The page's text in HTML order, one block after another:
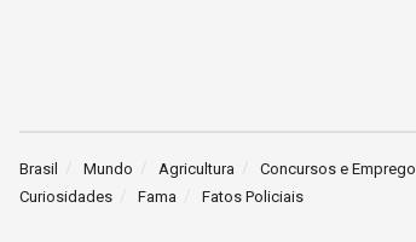
Brasil Mundo Agricultura
Concursos e Emprego
Curiosidades
Fama Fatos Policiais